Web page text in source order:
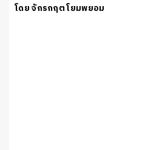
โดย จักรกฤต โยมพยอม